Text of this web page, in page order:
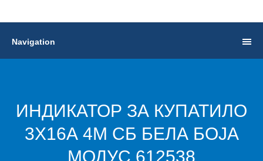
Navigation
ИНДИКАТОР ЗА КУПАТИЛО
3Х16А 4М СБ БЕЛА БОЈА
МОДУС 612538